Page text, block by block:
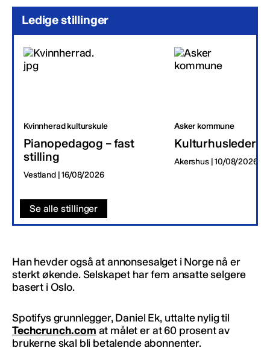
Ledige stillinger
Kvinnherad kulturskule
Pianopedagog – fast
stilling
Vestland | 16/08/2026
Asker kommune
Kulturhusleder
Akershus | 10/08/2026
Se alle stillinger
Han hevder også at annonsesalget i Norge nå er
sterkt økende. Selskapet har fem ansatte selgere
basert i Oslo.
Spotifys grunnlegger, Daniel Ek, uttalte nylig til
Techcrunch.com at målet er at 60 prosent av
brukerne skal bli betalende abonnenter.